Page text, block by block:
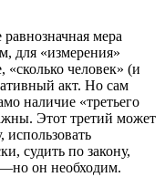
мера
для «измерения»
человек» (и
акт. Но сам
наличие «третьего
Этот третий может
использовать
судить по закону,
он необходим.